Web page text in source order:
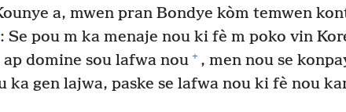
a, mwen pran Bondye kòm temwen
: Se pou m ka menaje nou ki fè m poko vin
domine sou lafwa nou + , men nou se
ka gen lajwa, paske se lafwa nou ki fè nou